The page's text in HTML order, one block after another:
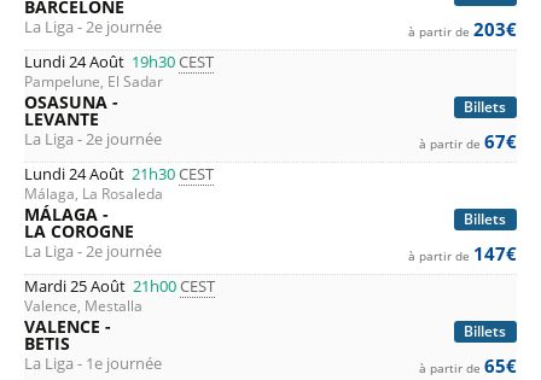
BARCELONE
La Liga - 2e journée à partir de 203€
Lundi 24 Août 19h30CEST
Pampelune, El Sadar
Billets
OSASUNA -
LEVANTE
La Liga - 2e journée à partir de 67€
Lundi 24 Août 21h30CEST
Málaga, La Rosaleda
Billets
MÁLAGA -
LA COROGNE
La Liga - 2e journée à partir de 147€
Mardi 25 Août 21h00CEST
Valence, Mestalla
Billets
VALENCE -
BETIS
La Liga - 1e journée à partir de 65€